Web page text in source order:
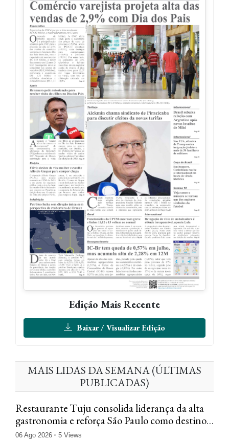
Edição Mais Recente
Baixar / Visualizar Edição
MAIS LIDAS DA SEMANA (ÚLTIMAS
PUBLICADAS)
Restaurante Tuju consolida liderança da alta
gastronomia e reforça São Paulo como destino
gastronômico em 2026
06 Ago 2026 5 Views